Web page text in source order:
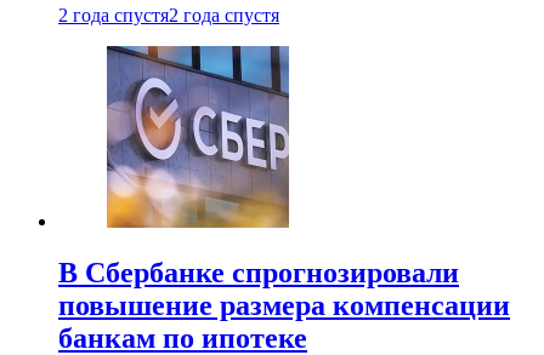
2 года спустя2 года спустя
В Сбербанке спрогнозировали
повышение размера компенсации
банкам по ипотеке